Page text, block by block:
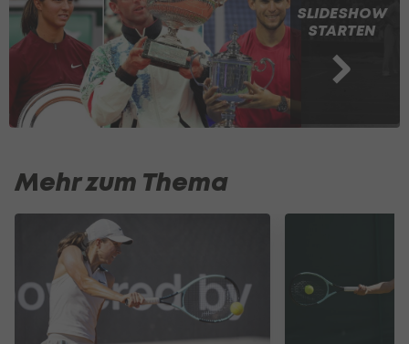
SLIDESHOW
STARTEN
Mehr zum Thema